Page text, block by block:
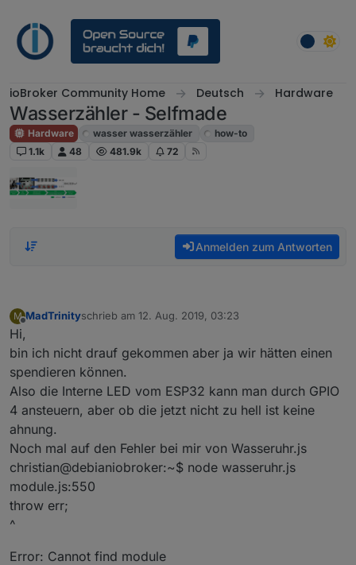
ioBroker Community Home Deutsch Hardware
Wasserzähler - Selfmade
Hardware wasser wasserzähler
how-to
1.1k
48 481.9k 72
Anmelden zum Antworten
M MadTrinityschrieb am 12. Aug. 2019, 03:23
zuletzt editiert von
Hi,
bin ich nicht drauf gekommen aber ja wir hätten einen
spendieren können.
Also die Interne LED vom ESP32 kann man durch GPIO
4 ansteuern, aber ob die jetzt nicht zu hell ist keine
ahnung.
Noch mal auf den Fehler bei mir von Wasseruhr.js
christian@debianiobroker:~$ node wasseruhr.js
module.js:550
throw err;
^
Error: Cannot find module